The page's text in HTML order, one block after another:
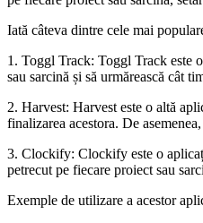
Iată câteva dintre cele mai
1. Toggl Track: Toggl Track este
sau sarcină și să urmărească cât
2. Harvest: Harvest este o altă
finalizarea acestora. De
3. Clockify: Clockify este o
petrecut pe fiecare proiect sau
Exemple de utilizare a acestor